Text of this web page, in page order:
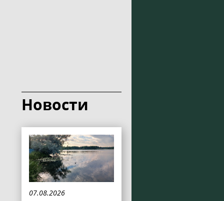
Новости
07.08.2026